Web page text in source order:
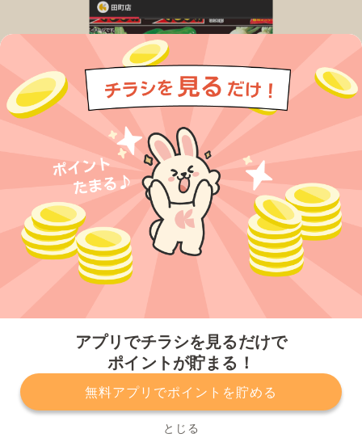
アプリでチラシを見るだけで
ポイントが貯まる！
無料アプリでポイントを貯める
とじる
プライバシーポリシー 利用規約
運営会社
サービスに関してのお問い合わせ